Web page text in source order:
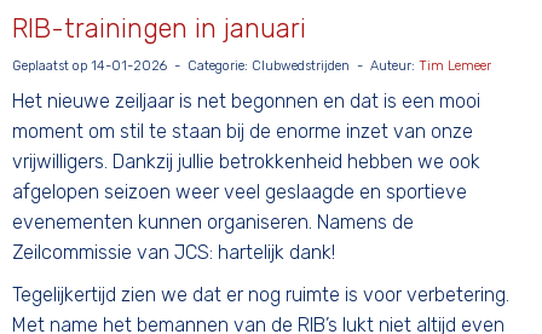
RIB-trainingen in januari
Geplaatst op 14-01-2026 - Categorie: Clubwedstrijden - Auteur: Tim Lemeer
Het nieuwe zeiljaar is net begonnen en dat is een mooi
moment om stil te staan bij de enorme inzet van onze
vrijwilligers. Dankzij jullie betrokkenheid hebben we ook
afgelopen seizoen weer veel geslaagde en sportieve
evenementen kunnen organiseren. Namens de
Zeilcommissie van JCS: hartelijk dank!
Tegelijkertijd zien we dat er nog ruimte is voor verbetering.
Met name het bemannen van de RIB’s lukt niet altijd even